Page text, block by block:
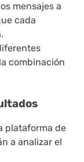
mensajes a
cada
combinación
plataforma de
a analizar el